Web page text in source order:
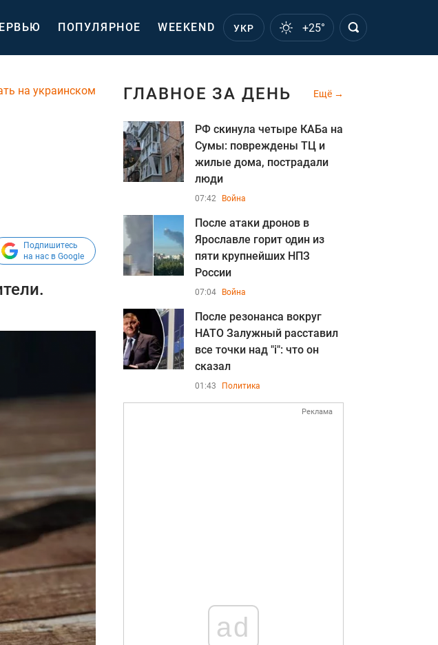
ПОПУЛЯРНОЕ WEEKEND УКР +25°
на украинском
Подпишитесь
на нас в Google
ГЛАВНОЕ ЗА ДЕНЬ Ещё
РФ скинула четыре КАБа на
Сумы: повреждены ТЦ и
жилые дома, пострадали
люди
07:42 Война
После атаки дронов в
Ярославле горит один из
пяти крупнейших НПЗ
России
07:04 Война
После резонанса вокруг
НАТО Залужный расставил
все точки над "i": что он
сказал
01:43 Политика
Реклама
ad